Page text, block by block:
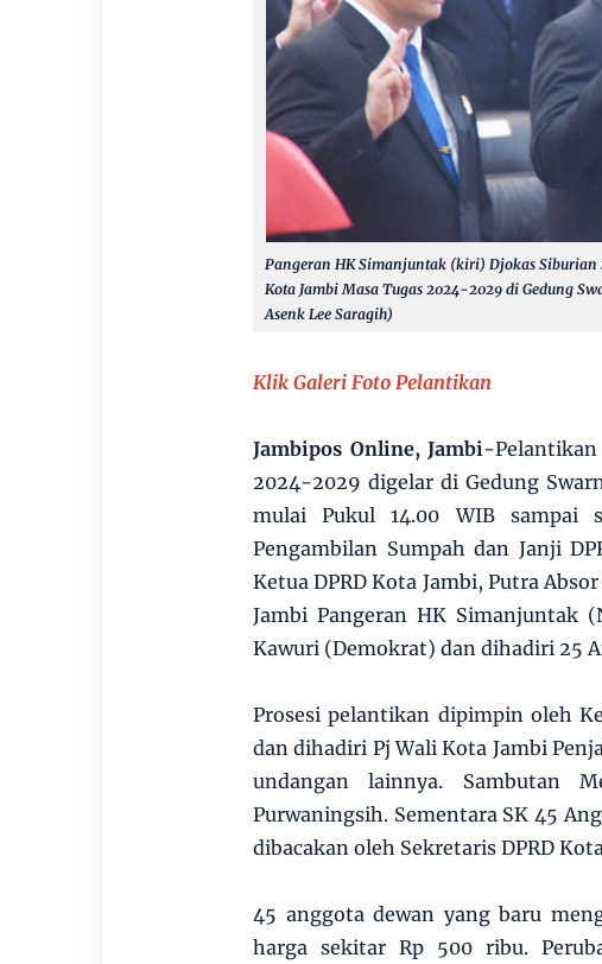
Pangeran HK Simanjuntak (kiri) Djokas Siburian
Kota Jambi Masa Tugas 2024-2029 di Gedung
Asenk Lee Saragih)
Klik Galeri Foto Pelantikan
Jambipos Online, Jambi-Pelantikan
2024-2029 digelar di Gedung
mulai Pukul 14.00 WIB sampai
Pengambilan Sumpah dan Janji
Ketua DPRD Kota Jambi, Putra
Jambi Pangeran HK Simanjuntak
Kawuri (Demokrat) dan dihadiri 25
Prosesi pelantikan dipimpin oleh
dan dihadiri Pj Wali Kota Jambi
undangan lainnya. Sambutan
Purwaningsih. Sementara SK 45
dibacakan oleh Sekretaris DPRD
45 anggota dewan yang baru
harga sekitar Rp 500 ribu.